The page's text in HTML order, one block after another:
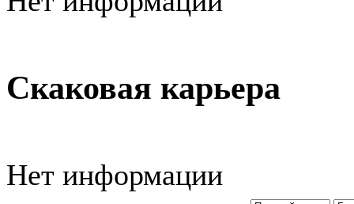
Скаковая карьера
Нет информации